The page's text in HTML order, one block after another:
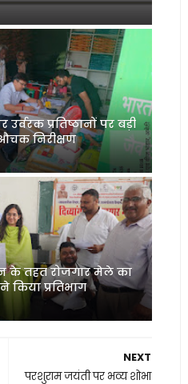
प्रतिष्ठानों पर बड़ी
औचक निरीक्षण
के तहत रोजगार मेले का
किया प्रतिभाग
NEXT
परशुराम जयंती पर भव्य शोभा